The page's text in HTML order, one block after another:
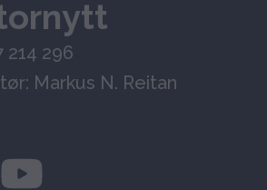
214 296
Markus N. Reitan